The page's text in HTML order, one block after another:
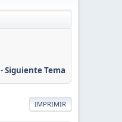
-Siguiente Tema
IMPRIMIR